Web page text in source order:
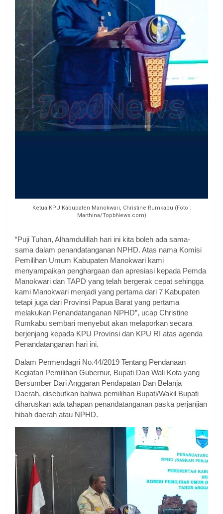
Ketua KPU Kabupaten Manokwari, Christine Rumkabu (Foto :
Marthina/TopbNews.com)
“Puji Tuhan, Alhamdulillah hari ini kita boleh ada sama-
sama dalam penandatanganan NPHD. Atas nama Komisi
Pemilihan Umum Kabupaten Manokwari kami
menyampaikan penghargaan dan apresiasi kepada Pemda
Manokwari dan TAPD yang telah bergerak cepat sehingga
kami Manokwari menjadi yang pertama dari 7 Kabupaten
tetapi juga dari Provinsi Papua Barat yang pertama
melakukan Penandatanganan NPHD”, ucap Christine
Rumkabu sembari menyebut akan melaporkan secara
berjenjang kepada KPU Provinsi dan KPU RI atas agenda
Penandatanganan hari ini.
Dalam Permendagri No.44/2019 Tentang Pendanaan
Kegiatan Pemilihan Gubernur, Bupati Dan Wali Kota yang
Bersumber Dari Anggaran Pendapatan Dan Belanja
Daerah, disebutkan bahwa pemilihan Bupati/Wakil Bupati
diharuskan ada tahapan penandatanganan paska perjanjian
hibah daerah atau NPHD.